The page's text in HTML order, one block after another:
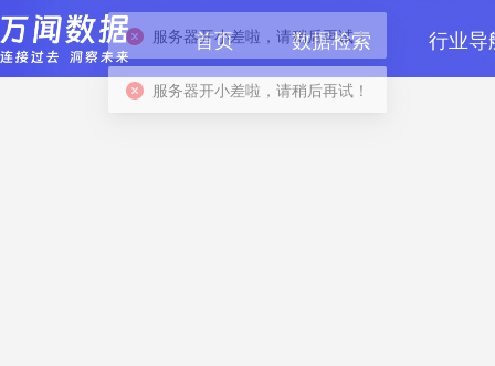
首页 数据检索 行业导